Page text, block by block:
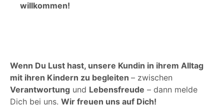
willkommen!
Wenn Du Lust hast, unsere Kundin in ihrem Alltag
mit ihren Kindern zu begleiten – zwischen
Verantwortung und Lebensfreude – dann melde
Dich bei uns. Wir freuen uns auf Dich!